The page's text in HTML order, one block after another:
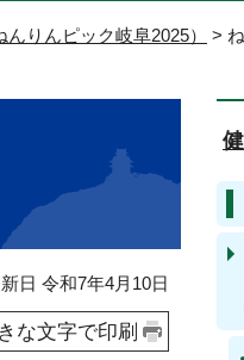
りんピック岐阜2025）
>
日 令和7年4月10日
な文字で印刷